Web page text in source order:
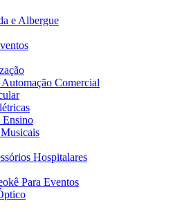
e Albergue
Comercial
Ensino
Hospitalares
Para Eventos